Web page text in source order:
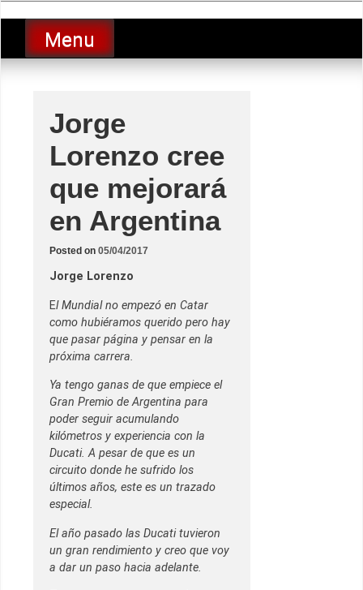
to
contentLucio Lopez GP
luciolopezgp
Menu
Jorge
Lorenzo cree
que mejorará
en Argentina
Posted on 05/04/2017
Jorge Lorenzo
El Mundial no empezó en Catar
como hubiéramos querido pero hay
que pasar página y pensar en la
próxima carrera.
Ya tengo ganas de que empiece el
Gran Premio de Argentina para
poder seguir acumulando
kilómetros y experiencia con la
Ducati. A pesar de que es un
circuito donde he sufrido los
últimos años, este es un trazado
especial.
El año pasado las Ducati tuvieron
un gran rendimiento y creo que voy
a dar un paso hacia adelante.